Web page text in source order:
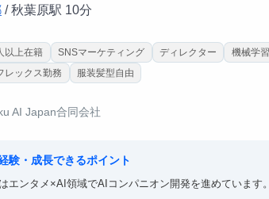
/ 秋葉原駅 10分
以上在籍 SNSマーケティング ディレクター 機械学
レックス勤務 服装髪型自由
AI Japan合同会社
験・成長できるポイント
エンタメ×AI領域でAIコンパニオン開発を進めています。